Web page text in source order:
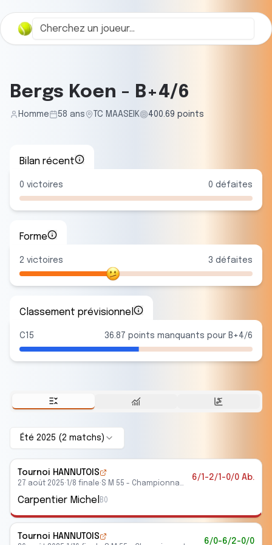
Bergs Koen - B+4/6
Homme 58 ans TC MAASEIK 400.69 points
Bilan récent
0 victoires 0 défaites
Forme
2 victoires 3 défaites
Classement prévisionnel
C15 36.87 points manquants pour B+4/6
Été 2025 (2 matchs )
Tournoi HANNUTOIS
27 août 2025· 1/8 finale· S M 55 - Championnats vétérans
6/1-2/1-0/0 Ab.
Carpentier Michel B0
Tournoi HANNUTOIS
6/0-6/2-0/0